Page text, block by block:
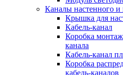
Каналы настенного
Крышка для
Кабель-канал
Коробка
канала
Кабель-канал
Коробка
кабель-каналов